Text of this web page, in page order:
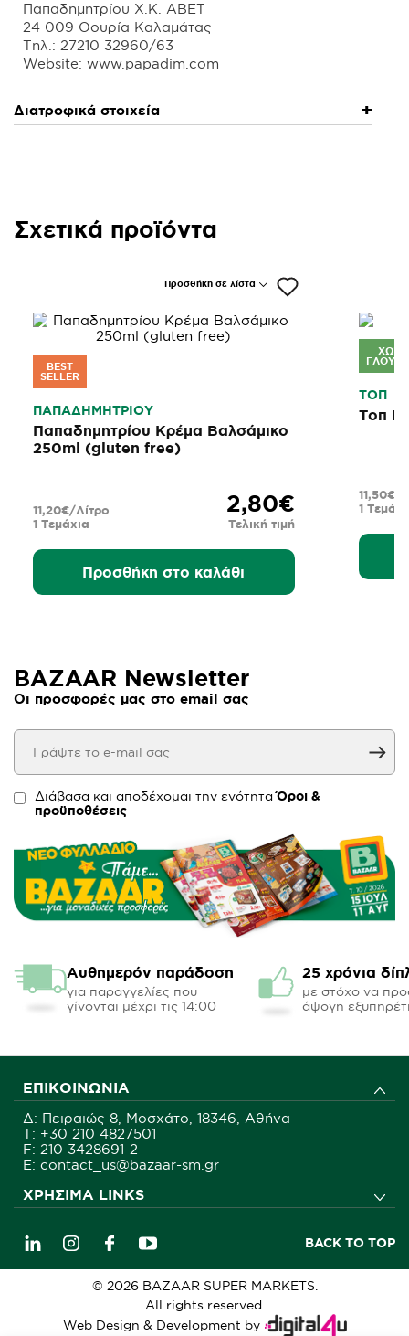
Παπαδημητρίου Χ.Κ. ΑΒΕΤ
24 009 Θουρία Καλαμάτας
Τηλ.: 27210 32960/63
Διατροφικά στοιχεία
Σχετικά προϊόντα
Προσθήκη σε λίστα
BEST
SELLER
ΠΑΠΑΔΗΜΗΤΡΙΟΥ
Παπαδημητρίου Κρέμα Βαλσάμικο
250ml (gluten free)
2,80€
Τελική τιμή
1 Τεμάχια
11,20€/Λίτρο
Προσθήκη στο καλάθι
ΤΟΠ
Τοπ
1
11,50€/
BAZAAR Newsletter
Οι προσφορές μας στο email σας
Διάβασα και αποδέχομαι την ενότηταΌροι &
προϋποθέσεις
Αυθημερόν παράδοση
για παραγγελίες που
γίνονται μέχρι τις 14:00
25 χρόνια
με στόχο να
άψογη
ΕΠΙΚΟΙΝΩΝΊΑ
Δ: Πειραιώς 8, Μοσχάτο, 18346, Αθήνα
Τ: +30 210 4827501
F: 210 3428691-2
E: contact_us@bazaar-sm.gr
ΧΡΉΣΙΜΑ LINKS
BACK TO TOP
© 2026 BAZAAR SUPER MARKETS.
All rights reserved.
Web Design & Development by